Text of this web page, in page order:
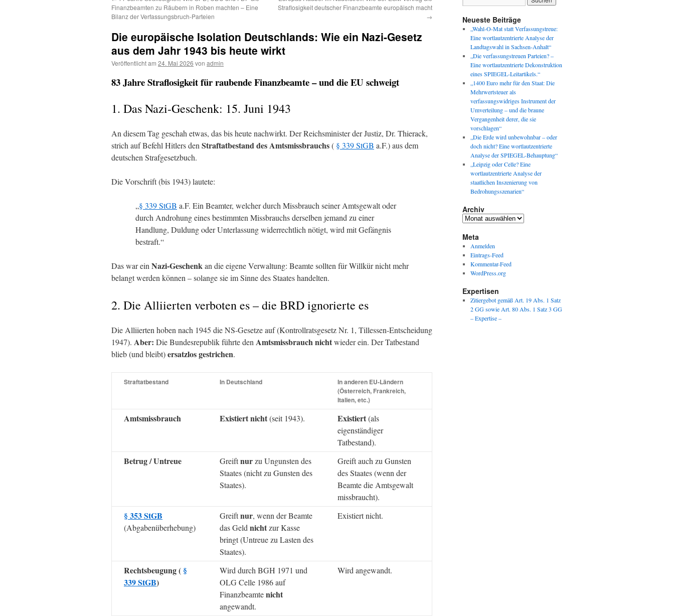
Finanzbeamten zu Räubern in Roben machten – Eine
Bilanz der Verfassungsbruch-Parteien
Straflosigkeit deutscher Finanzbeamte europäisch macht
→
Die europäische Isolation Deutschlands: Wie ein Nazi-Gesetz
aus dem Jahr 1943 bis heute wirkt
Veröffentlicht am 24. Mai 2026 von admin
83 Jahre Straflosigkeit für raubende Finanzbeamte – und die EU schweigt
1. Das Nazi-Geschenk: 15. Juni 1943
An diesem Tag geschah etwas, das bis heute nachwirkt. Der Reichsminister der Justiz, Dr. Thierack,
strich auf Befehl Hitlers den Straftatbestand des Amtsmissbrauchs( § 339 StGB a.F.) aus dem
deutschen Strafgesetzbuch.
Die Vorschrift (bis 1943) lautete:
„§ 339 StGB a.F. Ein Beamter, welcher durch Missbrauch seiner Amtsgewalt oder
durch Androhung eines bestimmten Missbrauchs derselben jemand zu einer
Handlung, Duldung oder Unterlassung widerrechtlich nötigt, wird mit Gefängnis
bestraft.“
Das war ein Nazi-Geschenkan die eigene Verwaltung: Beamte sollten für Willkür nicht mehr
belangt werden können – solange sie im Sinne des Staates handelten.
2. Die Alliierten verboten es – die BRD ignorierte es
Die Alliierten hoben nach 1945 die NS-Gesetze auf (Kontrollratsgesetz Nr. 1, Tillessen-Entscheidung
1947). Aber: Die Bundesrepublik führte den Amtsmissbrauchnichtwieder ein. Der Tatbestand
blieb (und bleibt)ersatzlos gestrichen.
Straftatbestand In Deutschland
In anderen EU-Ländern
(Österreich, Frankreich,
Italien, etc.)
Amtsmissbrauch Existiert nicht(seit 1943). Existiert(als
eigenständiger
Tatbestand).
Betrug / Untreue Greiftnurzu Ungunsten des
Staates (nicht zu Gunsten des
Staates).
Greift auch zu Gunsten
des Staates (wenn der
Beamte die Amtsgewalt
missbraucht).
§ 353 StGB
(Abgabenüberhebung)
Greiftnur, wenn der Beamte
das Geld nichtzur Kasse
bringt (Untreue zu Lasten des
Staates).
Existiert nicht.
Rechtsbeugung ( §
339 StGB)
Wird durch BGH 1971 und
OLG Celle 1986 auf
Finanzbeamtenicht
angewandt.
Wird angewandt.
Neueste Beiträge
„Wahl-O-Mat statt Verfassungstreue:
Eine wortlautzentrierte Analyse der
Landtagswahl in Sachsen-Anhalt“
„Die verfassungstreuen Parteien? –
Eine wortlautzentrierte Dekonstruktion
eines SPIEGEL-Leitartikels.“
„1400 Euro mehr für den Staat: Die
Mehrwertsteuer als
verfassungswidriges Instrument der
Umverteilung – und die braune
Vergangenheit derer, die sie
vorschlagen“
„Die Erde wird unbewohnbar – oder
doch nicht? Eine wortlautzentrierte
Analyse der SPIEGEL-Behauptung“
„Leipzig oder Celle? Eine
wortlautzentrierte Analyse der
staatlichen Inszenierung von
Bedrohungsszenarien“
Archiv
Archiv
Meta
Anmelden
Eintrags-Feed
Kommentar-Feed
WordPress.org
Expertisen
Zitiergebot gemäß Art. 19 Abs. 1 Satz
2 GG sowie Art. 80 Abs. 1 Satz 3 GG
– Expertise –